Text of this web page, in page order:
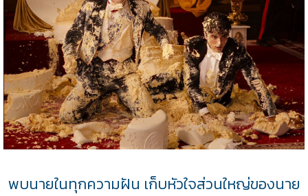
พบนายในทุกความฝัน เก็บหัวใจส่วนใหญ่ของนาย